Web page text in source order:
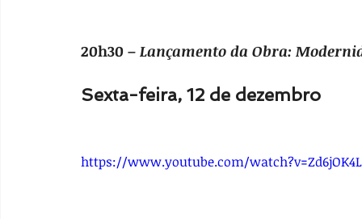
20h30 – Lançamento da Obra:
Sexta-feira, 12 de dezembro
https://www.youtube.com/